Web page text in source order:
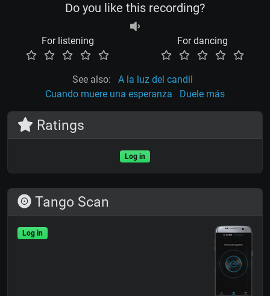
Do you like this recording?
For listening For dancing
See also:
A la luz del candil
Cuando muere una esperanza
Duele más
Ratings
Log in
Tango Scan
Log in